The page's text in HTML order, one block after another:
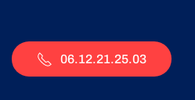
06.12.21.25.03